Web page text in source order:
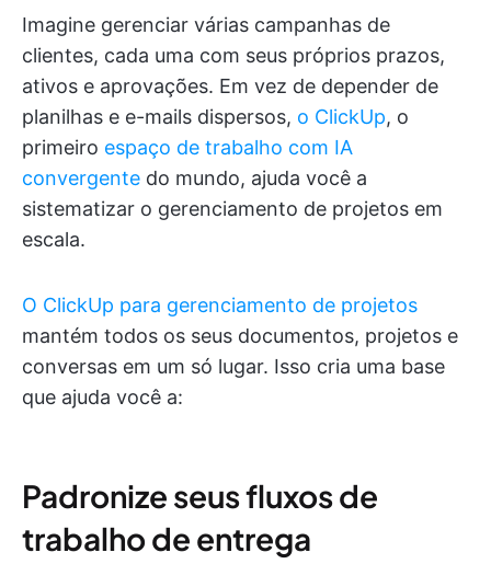
Imagine gerenciar várias campanhas de
clientes, cada uma com seus próprios prazos,
ativos e aprovações. Em vez de depender de
planilhas e e-mails dispersos, o ClickUp, o
primeiro espaço de trabalho com IA
convergente do mundo, ajuda você a
sistematizar o gerenciamento de projetos em
escala.
O ClickUp para gerenciamento de projetos
mantém todos os seus documentos, projetos e
conversas em um só lugar. Isso cria uma base
que ajuda você a:
Padronize seus fluxos de
trabalho de entrega